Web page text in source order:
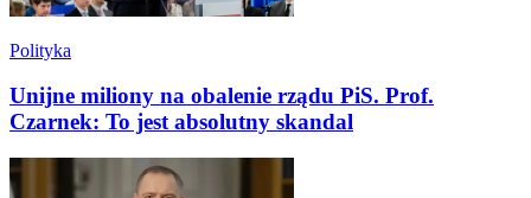
Polityka
Unijne miliony na obalenie rządu PiS. Prof.
Czarnek: To jest absolutny skandal